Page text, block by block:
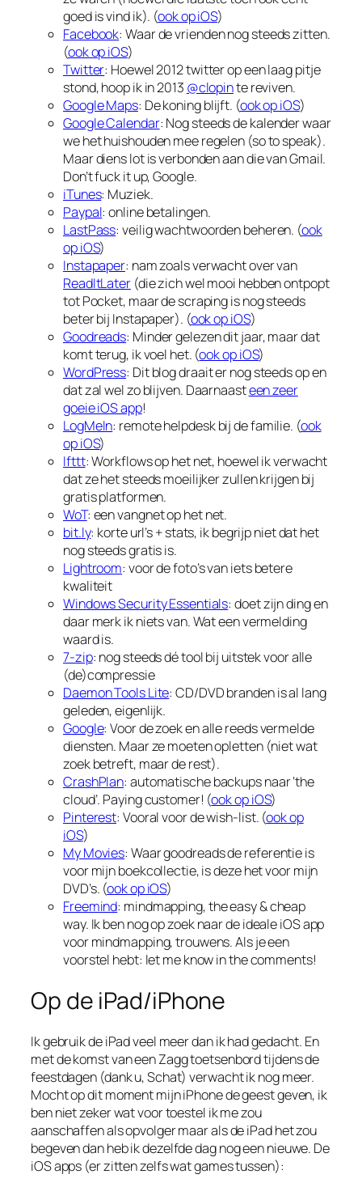
goed is vind ik). (ook op iOS)
Facebook: Waar de vrienden nog steeds zitten.
(ook op iOS)
Twitter: Hoewel 2012 twitter op een laag pitje
stond, hoop ik in 2013 @clopinte reviven.
Google Maps: De koning blijft. (ook op iOS)
Google Calendar: Nog steeds de kalender waar
we het huishouden mee regelen (so to speak).
Maar diens lot is verbonden aan die van Gmail.
Don’t fuck it up, Google.
iTunes: Muziek.
Paypal: online betalingen.
LastPass: veilig wachtwoorden beheren. (ook
op iOS)
Instapaper: nam zoals verwacht over van
ReadItLater(die zich wel mooi hebben ontpopt
tot Pocket, maar de scraping is nog steeds
beter bij Instapaper). (ook op iOS)
Goodreads: Minder gelezen dit jaar, maar dat
komt terug, ik voel het. (ook op iOS)
WordPress: Dit blog draait er nog steeds op en
dat zal wel zo blijven. Daarnaasteen zeer
goeie iOS app!
LogMeIn: remote helpdesk bij de familie. (ook
op iOS)
Ifttt: Workflows op het net, hoewel ik verwacht
dat ze het steeds moeilijker zullen krijgen bij
gratis platformen.
WoT: een vangnet op het net.
bit.ly: korte url’s + stats, ik begrijp niet dat het
nog steeds gratis is.
Lightroom: voor de foto’s van iets betere
kwaliteit
Windows Security Essentials: doet zijn ding en
daar merk ik niets van. Wat een vermelding
waard is.
7-zip: nog steeds dé tool bij uitstek voor alle
(de)compressie
Daemon Tools Lite: CD/DVD branden is al lang
geleden, eigenlijk.
Google: Voor de zoek en alle reeds vermelde
diensten. Maar ze moeten opletten (niet wat
zoek betreft, maar de rest).
CrashPlan: automatische backups naar ‘the
cloud’. Paying customer! (ook op iOS)
Pinterest: Vooral voor de wish-list. (ook op
iOS)
My Movies: Waar goodreads de referentie is
voor mijn boekcollectie, is deze het voor mijn
DVD’s. (ook op iOS)
Freemind: mindmapping, the easy & cheap
way. Ik ben nog op zoek naar de ideale iOS app
voor mindmapping, trouwens. Als je een
voorstel hebt: let me know in the comments!
Op de iPad/iPhone
Ik gebruik de iPad veel meer dan ik had gedacht. En
met de komst van een Zagg toetsenbord tijdens de
feestdagen (dank u, Schat) verwacht ik nog meer.
Mocht op dit moment mijn iPhone de geest geven, ik
ben niet zeker wat voor toestel ik me zou
aanschaffen als opvolger maar als de iPad het zou
begeven dan heb ik dezelfde dag nog een nieuwe. De
iOS apps (er zitten zelfs wat games tussen):